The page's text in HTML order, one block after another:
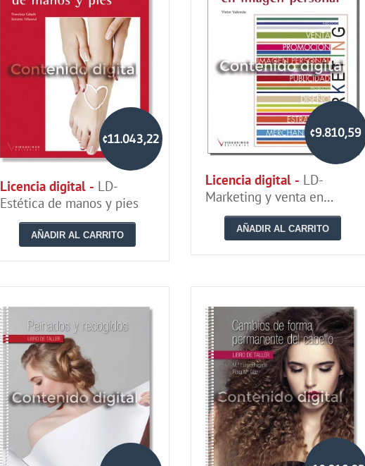
¢11.043,22
Licencia digital - LD-
Estética de manos y pies
AÑADIR AL CARRITO
¢9.810,59
Licencia digital - LD-
Marketing y venta en
imagen personal
AÑADIR AL CARRITO